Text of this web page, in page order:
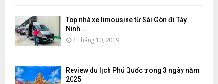
Top nhà xe limousine từ Sài Gòn đi Tây
Ninh...
2 Tháng 10, 2019
Review du lịch Phú Quốc trong 3 ngày năm
2025